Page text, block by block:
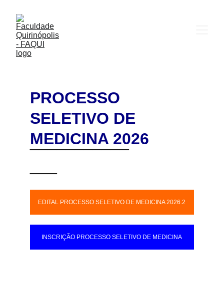
PROCESSO
SELETIVO DE
MEDICINA 2026
___________
INSCRIÇÃO PROCESSO SELETIVO DE MEDICINA
EDITAL PROCESSO SELETIVO DE MEDICINA 2026.2